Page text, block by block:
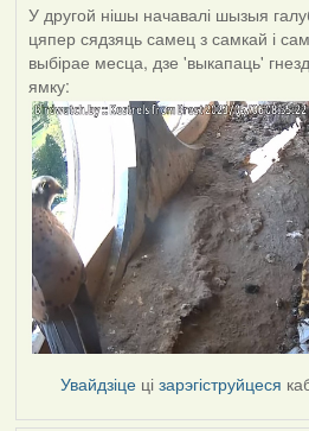
У другой нішы начавалі шызыя
цяпер сядзяць самец з самкай і
выбірае месца, дзе 'выкапаць'
ямку:
Увайдзіце цізарэгіструйцеся